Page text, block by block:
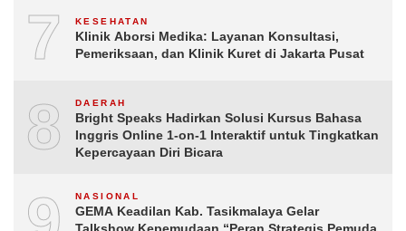
7 KESEHATAN
Klinik Aborsi Medika: Layanan Konsultasi,
Pemeriksaan, dan Klinik Kuret di Jakarta Pusat
8 DAERAH
Bright Speaks Hadirkan Solusi Kursus Bahasa
Inggris Online 1-on-1 Interaktif untuk Tingkatkan
Kepercayaan Diri Bicara
NASIONAL
GEMA Keadilan Kab. Tasikmalaya Gelar